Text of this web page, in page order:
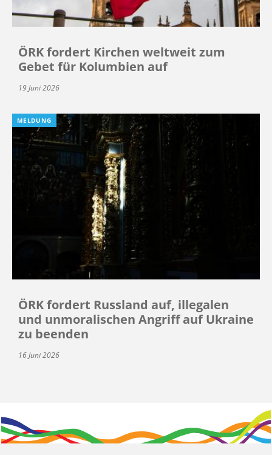
ÖRK fordert Kirchen weltweit zum
Gebet für Kolumbien auf
19 Juni 2026
MELDUNG
ÖRK fordert Russland auf, illegalen
und unmoralischen Angriff auf Ukraine
zu beenden
16 Juni 2026